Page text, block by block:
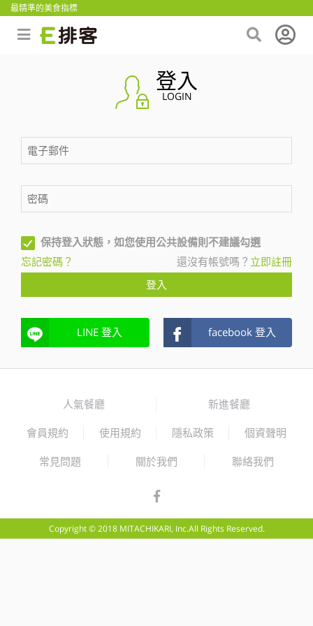
最精準的美食指標
登入
LOGIN
保持登入狀態，如您使用公共設備則不建議勾選
忘記密碼？
還沒有帳號嗎？ 立即註冊
登入
LINE 登入 facebook 登入
人氣餐廳 新進餐廳
會員規約 使用規約 隱私政策 個資聲明
常見問題 關於我們 聯絡我們
Copyright © 2018 MITACHIKARI, Inc.All Rights Reserved.